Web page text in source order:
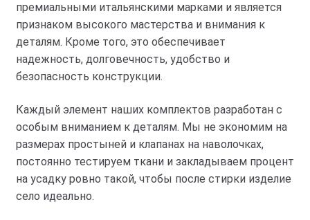
премиальными итальянскими марками и является
признаком высокого мастерства и внимания к
деталям. Кроме того, это обеспечивает
надежность, долговечность, удобство и
безопасность конструкции.
Каждый элемент наших комплектов разработан с
особым вниманием к деталям. Мы не экономим на
размерах простыней и клапанах на наволочках,
постоянно тестируем ткани и закладываем процент
на усадку ровно такой, чтобы после стирки изделие
село идеально.